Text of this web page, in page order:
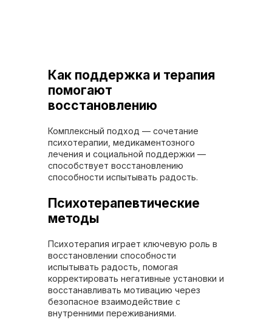
Как поддержка и терапия
помогают
восстановлению
Комплексный подход — сочетание
психотерапии, медикаментозного
лечения и социальной поддержки —
способствует восстановлению
способности испытывать радость.
Психотерапевтические
методы
Психотерапия играет ключевую роль в
восстановлении способности
испытывать радость, помогая
корректировать негативные установки и
восстанавливать мотивацию через
безопасное взаимодействие с
внутренними переживаниями.